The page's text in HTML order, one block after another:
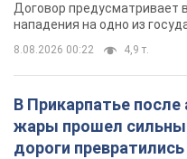
Договор предусматривает
нападения на одно из
8.08.2026 00:22 4,9 т.
В Прикарпатье
жары прошел
дороги